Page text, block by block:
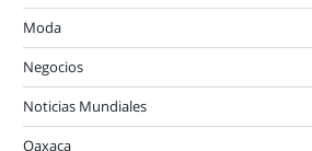
Moda
Negocios
Noticias Mundiales
Oaxaca